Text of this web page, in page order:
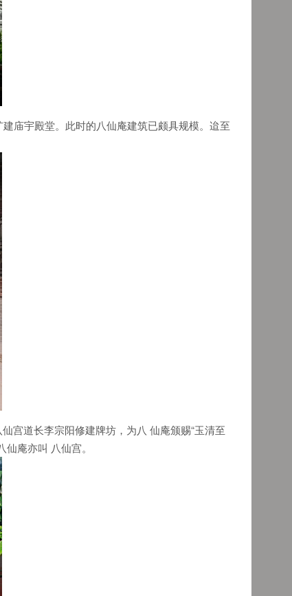
庙宇殿堂。此时的八仙庵建筑已颇具规模。迨至
宫道长李宗阳修建牌坊，为八 仙庵颁赐“玉清至
庵亦叫 八仙宫。